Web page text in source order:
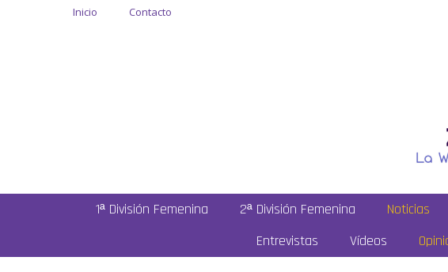
Inicio Contacto
1ª División Femenina 2ª División Femenina Noticias
Entrevistas
Vídeos